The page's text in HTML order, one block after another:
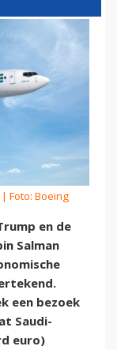
| Foto: Boeing
en de
Salman
een bezoek
Saudi-
euro)